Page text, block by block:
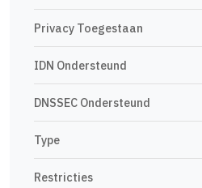
Privacy Toegestaan
IDN Ondersteund
DNSSEC Ondersteund
Type
Restricties